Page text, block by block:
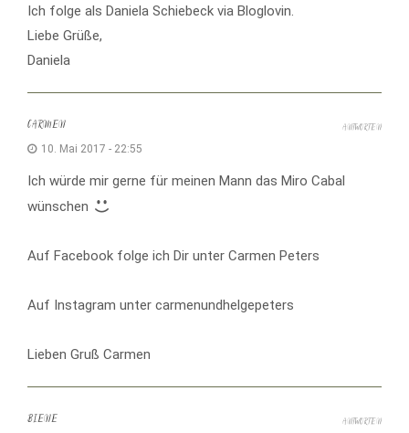
Ich folge als Daniela Schiebeck via Bloglovin.
Liebe Grüße,
Daniela
CARMEN
10. Mai 2017 - 22:55
Ich würde mir gerne für meinen Mann das Miro Cabal
wünschen
Auf Facebook folge ich Dir unter Carmen Peters
Auf Instagram unter carmenundhelgepeters
Lieben Gruß Carmen
ANTWORTEN
BIENE ANTWORTEN